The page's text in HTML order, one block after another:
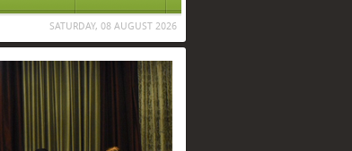
SATURDAY, 08 AUGUST 2026